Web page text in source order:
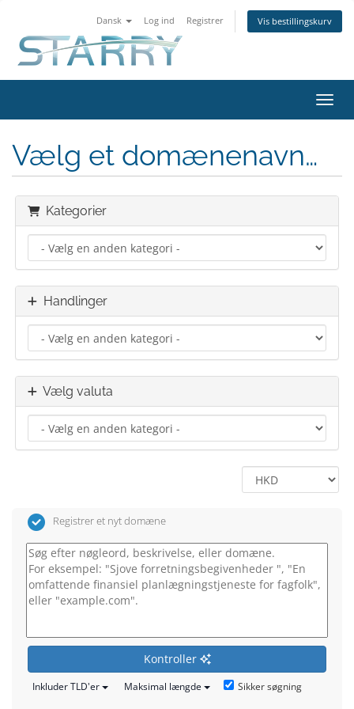
Dansk Log ind Registrer Vis bestillingskurv
Skift
Vælg et domænenavn…
Kategorier
Handlinger
Vælg valuta
Registrer et nyt domæne
Kontroller
Inkluder TLD'er Maksimal længde Sikker søgning